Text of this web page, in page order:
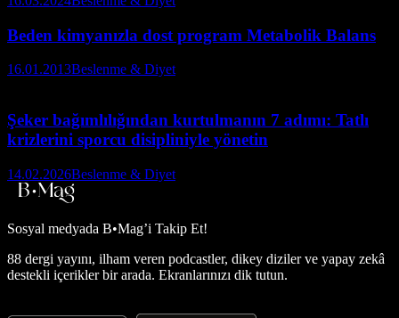
Beden kimyanızla dost program Metabolik Balans
16.01.2013Beslenme & Diyet
Şeker bağımlılığından kurtulmanın 7 adımı: Tatlı
krizlerini sporcu disipliniyle yönetin
14.02.2026Beslenme & Diyet
Sosyal medyada B•Mag’i Takip Et!
88 dergi yayını, ilham veren podcastler, dikey diziler ve yapay zekâ
destekli içerikler bir arada. Ekranlarınızı dik tutun.